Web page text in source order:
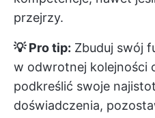
przejrzy.
💡 Pro tip: Zbuduj swój
w odwrotnej kolejności
podkreślić swoje
doświadczenia,